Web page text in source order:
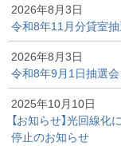
2026年8月3日
令和8年11月分貸室
2026年8月3日
令和8年9月1日抽選会
2025年10月10日
【お知らせ】光回線
停止のお知らせ